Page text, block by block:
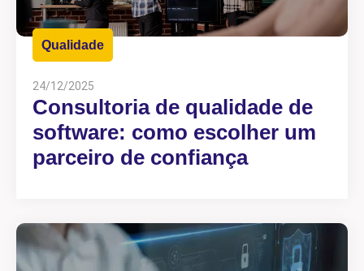
Qualidade
24/12/2025
Consultoria de qualidade de
software: como escolher um
parceiro de confiança